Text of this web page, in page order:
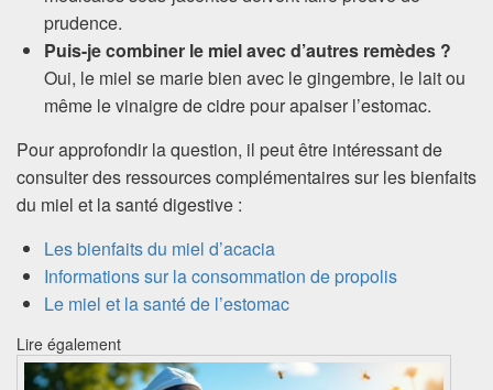
prudence.
Puis-je combiner le miel avec d’autres remèdes ?
Oui, le miel se marie bien avec le gingembre, le lait ou
même le vinaigre de cidre pour apaiser l’estomac.
Pour approfondir la question, il peut être intéressant de
consulter des ressources complémentaires sur les bienfaits
du miel et la santé digestive :
Les bienfaits du miel d’acacia
Informations sur la consommation de propolis
Le miel et la santé de l’estomac
Lire également